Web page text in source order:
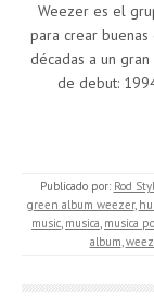
Weezer es el
para crear
décadas a un
de debut:
Publicado por: Rod
green album weezer,
music, musica, musica
album,